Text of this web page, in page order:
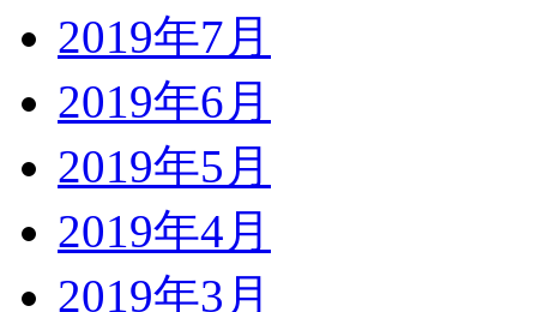
2019年7月
2019年6月
2019年5月
2019年4月
2019年3月